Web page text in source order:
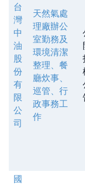
台
灣
中
油
股
份
有
限
公
司
天然氣處
理廠辦公
室勤務及
環境清潔
整理、餐
廳炊事、
巡管、行
政事務工
作
國